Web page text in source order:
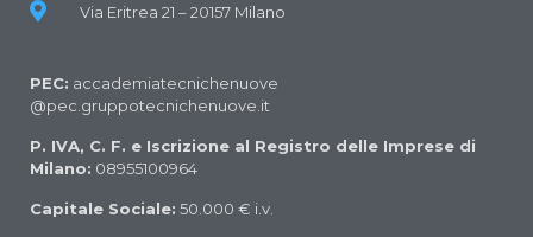
Via Eritrea 21 – 20157 Milano
PEC: accademiatecnichenuove
@pec.gruppotecnichenuove.it
P. IVA, C. F. e Iscrizione al Registro delle Imprese di
Milano: 08955100964
Capitale Sociale: 50.000 € i.v.